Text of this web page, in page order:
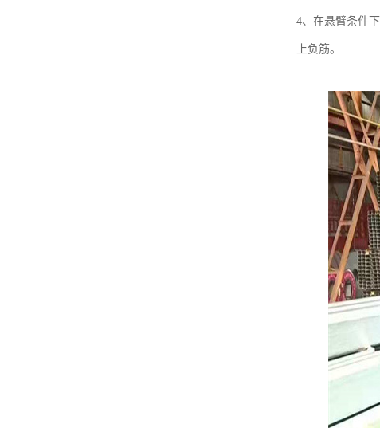
4、在悬臂条件
上负筋。